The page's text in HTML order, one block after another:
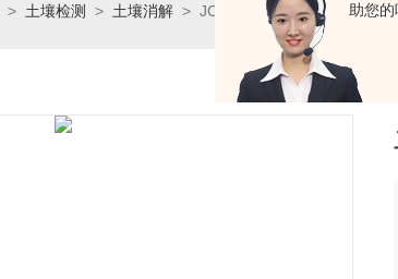
助您的
> 土壤检测 > 土壤消解 > JC-YJT-12土壤有机碳恒温加